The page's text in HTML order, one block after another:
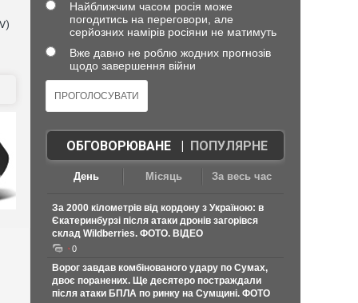
Найближчим часом росія може
погодитись на переговори, але
серйозних намірів росіяни не матимуть
Вже давно не роблю жодних прогнозів
щодо завершення війни
ОБГОВОРЮВАНЕ| ПОПУЛЯРНЕ
День Місяць За весь час
За 2000 кілометрів від кордону з Україною: в
Єкатеринбурзі після атаки дронів загорівся
склад Wildberries. ФОТО. ВІДЕО
0
Ворог завдав комбінованого удару по Сумах,
двоє поранених. Ще десятеро постраждали
після атаки БПЛА по ринку на Сумщині. ФОТО